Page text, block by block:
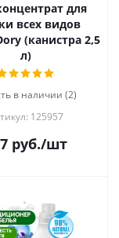
для
всех видов
(канистра 2,5
л)
в наличии (2)
125957
руб./шт